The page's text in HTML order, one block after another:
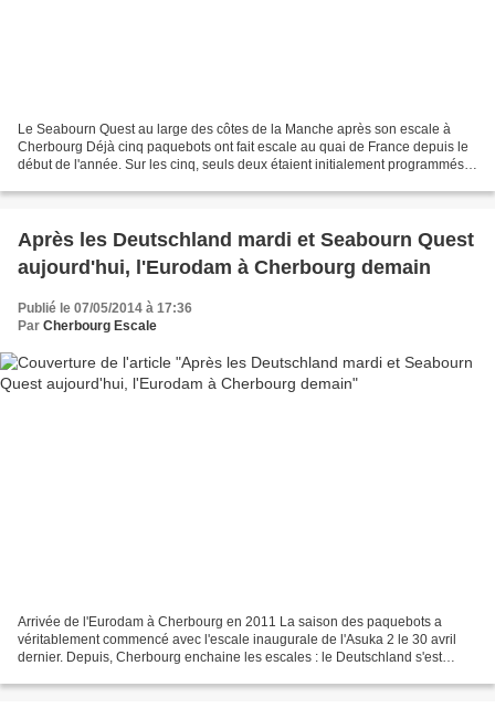
Le Seabourn Quest au large des côtes de la Manche après son escale à
Cherbourg Déjà cinq paquebots ont fait escale au quai de France depuis le
début de l'année. Sur les cinq, seuls deux étaient initialement programmés.
Après les Deutschland mardi et Seabourn Quest
aujourd'hui, l'Eurodam à Cherbourg demain
Publié le 07/05/2014 à 17:36
Par Cherbourg Escale
Arrivée de l'Eurodam à Cherbourg en 2011 La saison des paquebots a
véritablement commencé avec l'escale inaugurale de l'Asuka 2 le 30 avril
dernier. Depuis, Cherbourg enchaine les escales : le Deutschland s'est